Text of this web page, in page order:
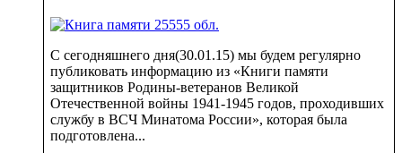
С сегодняшнего дня(30.01.15) мы будем регулярно
публиковать информацию из «Книги памяти
защитников Родины-ветеранов Великой
Отечественной войны 1941-1945 годов, проходивших
службу в ВСЧ Минатома России», которая была
подготовлена...